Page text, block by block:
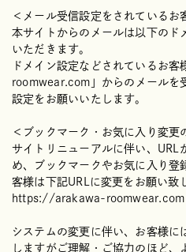
＜メール受信設定をされているお
本サイトからのメールは以下のド
いただきます。
ドメイン設定などされているお
roomwear.com」からのメールを
設定をお願いいたします。
＜ブックマーク・お気に入り変更
サイトリニューアルに伴い、URL
め、ブックマークやお気に入り登
客様は下記URLに変更をお願い致
https://arakawa-roomwear.com
システムの変更に伴い、お客様に
しますがご理解・ご協力のほど、